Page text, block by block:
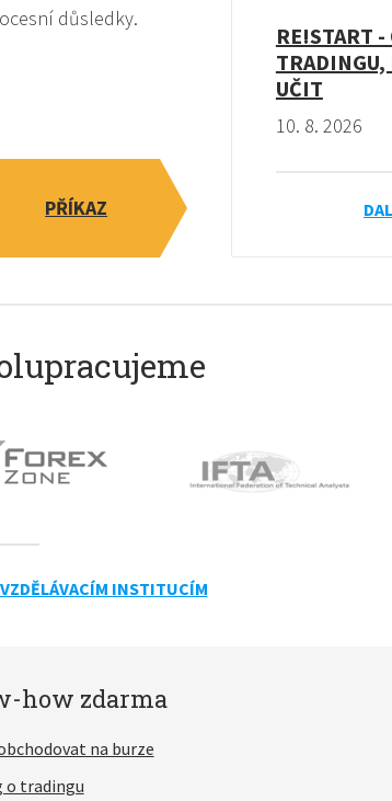
důsledky.
PŘÍKAZ
RE!START
TRADINGU,
UČIT
10. 8. 2026
INSTITUCÍM
how zdarma
na burze
o tradingu